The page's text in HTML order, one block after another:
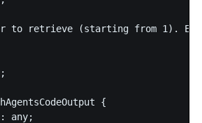
to retrieve (starting from 1).
{
any;